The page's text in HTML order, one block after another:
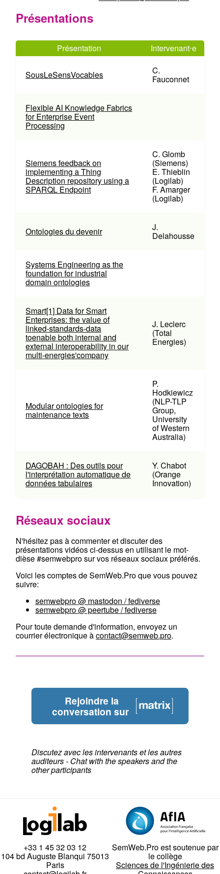
Présentations
Présentation Intervenant⋅e
SousLeSensVocables C.
Fauconnet
Flexible AI Knowledge Fabrics
for Enterprise Event
Processing
Siemens feedback on
implementing a Thing
Description repository using a
SPARQL Endpoint
C. Glomb
(Siemens)
E. Thieblin
(Logilab)
F. Amarger
(Logilab)
Ontologies du devenir J.
Delahousse
Systems Engineering as the
foundation for industrial
domain ontologies
Smart[1] Data for Smart
Enterprises: the value of
linked-standards-data
toenable both internal and
external interoperability in our
multi-energies'company
J. Leclerc
(Total
Energies)
Modular ontologies for
maintenance texts
P.
Hodkiewicz
(NLP-TLP
Group,
University
of Western
Australia)
DAGOBAH : Des outils pour
l'interprétation automatique de
données tabulaires
Y. Chabot
(Orange
Innovation)
Réseaux sociaux
N'hésitez pas à commenter et discuter des
présentations vidéos ci-dessus en utilisant le mot-
dièse #semwebpro sur vos réseaux sociaux préférés.
Voici les comptes de SemWeb.Pro que vous pouvez
suivre:
semwebpro @ mastodon / fediverse
semwebpro @ peertube / fediverse
Pour toute demande d'information, envoyez un
courrier électronique àcontact@semweb.pro.
Rejoindre la
conversation sur
Discutez avec les intervenants et les autres
auditeurs - Chat with the speakers and the
other participants
+33 1 45 32 03 12
104 bd Auguste Blanqui 75013
Paris
SemWeb.Pro est soutenue par
le collège
Sciences de l'Ingénierie des